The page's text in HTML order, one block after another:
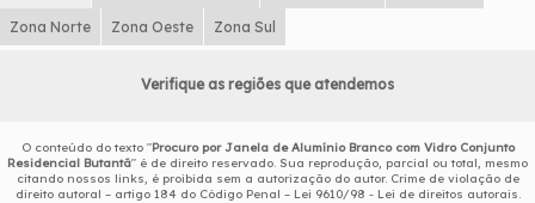
Zona Norte Zona Oeste Zona Sul
Verifique as regiões que atendemos
O conteúdo do texto "Procuro por Janela de Alumínio Branco com Vidro Conjunto
Residencial Butantã" é de direito reservado. Sua reprodução, parcial ou total, mesmo
citando nossos links, é proibida sem a autorização do autor. Crime de violação de
direito autoral – artigo 184 do Código Penal – Lei 9610/98 - Lei de direitos autorais